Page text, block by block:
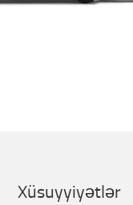
Xüsuyyiyətlər